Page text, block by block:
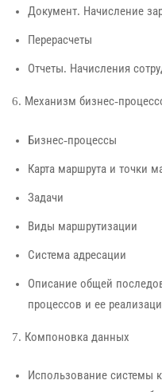
Документ. Начисление
Перерасчеты
Отчеты. Начисления
6. Механизм бизнес-
Бизнес-процессы
Карта маршрута и точки
Задачи
Виды маршрутизации
Система адресации
Описание общей
процессов и ее
7. Компоновка данных
Использование системы